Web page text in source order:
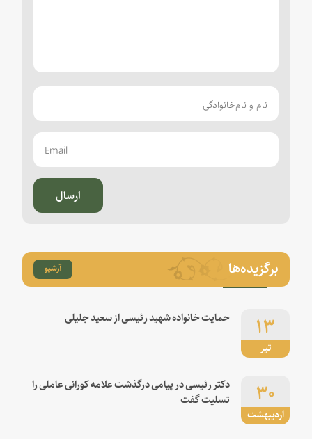
ارسال
برگزیده‌ها آرشیو
تیر
۱۳ حمایت خانواده شهید رئیسی از سعید جلیلی
اردیبهشت
۳۰
دکتر رئیسی در پیامی درگذشت علامه کورانی عاملی را
تسلیت گفت